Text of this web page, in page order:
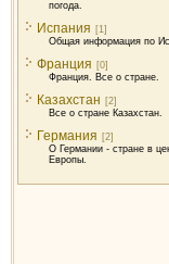
погода.
Испания [1]
Общая информация по
Франция [0]
Франция. Все о стране.
Казахстан [2]
Все о стране Казахстан.
Германия [2]
О Германии - стране в
Европы.